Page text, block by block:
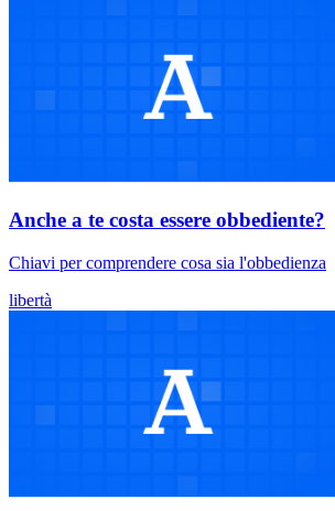
Anche a te costa essere obbediente?
Chiavi per comprendere cosa sia l'obbedienza
libertà